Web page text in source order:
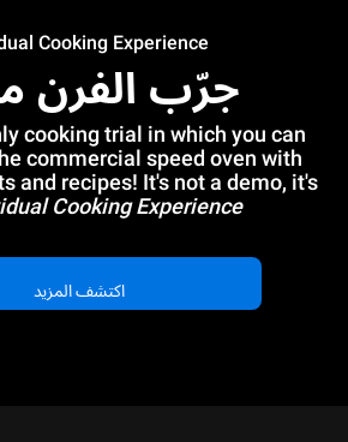
Cooking Experience
جرّب الفرن
cooking trial in which you can
commercial speed oven with
and recipes! It's not a demo, it's
Cooking Experience
اكتشف المزيد